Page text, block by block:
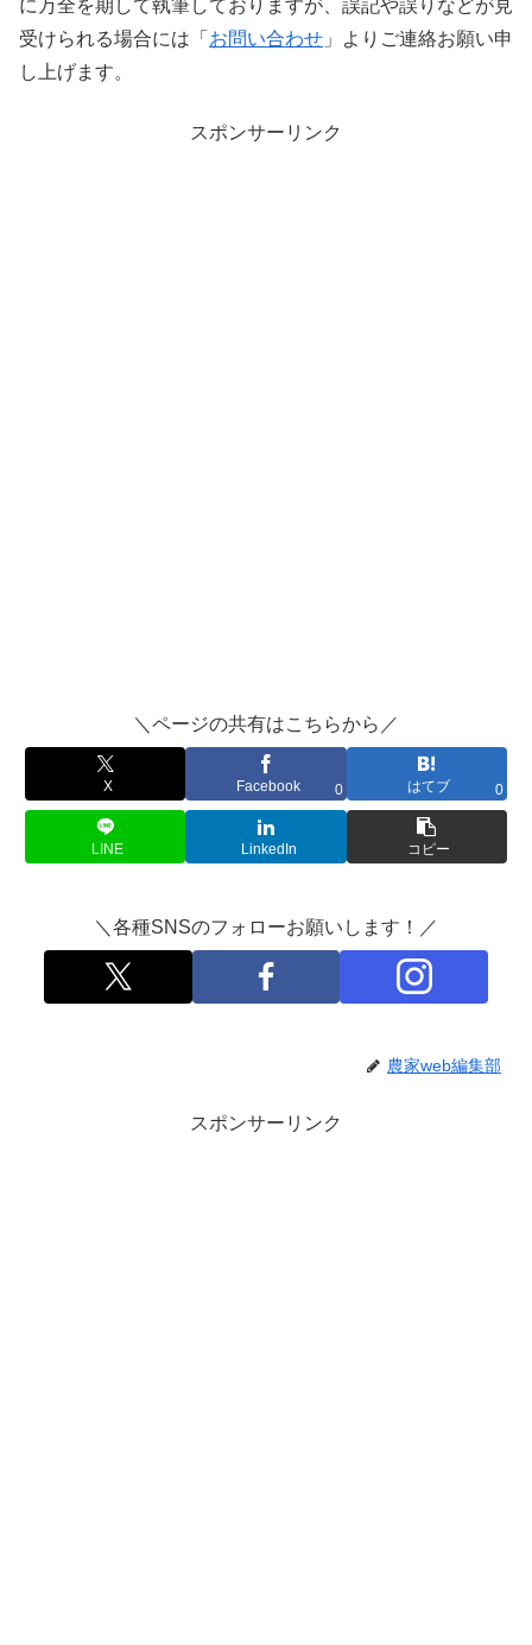
に万全を期して執筆しておりますが、誤記や誤りなどが見
受けられる場合には「 お問い合わせ 」よりご連絡お願い申
し上げます。
スポンサーリンク
＼ページの共有はこちらから／
X Facebook 0 はてブ 0
LINE LinkedIn コピー
＼各種SNSのフォローお願いします！／
農家web編集部
スポンサーリンク